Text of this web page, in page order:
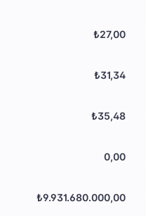
₺27,00
₺31,34
₺35,48
0,00
₺9.931.680.000,00